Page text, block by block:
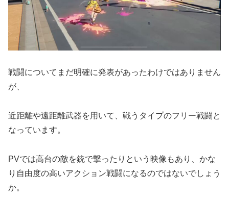
戦闘についてまだ明確に発表があったわけではありません
が、
近距離や遠距離武器を用いて、戦うタイプのフリー戦闘と
なっています。
PVでは高台の敵を銃で撃ったりという映像もあり、かな
り自由度の高いアクション戦闘になるのではないでしょう
か。